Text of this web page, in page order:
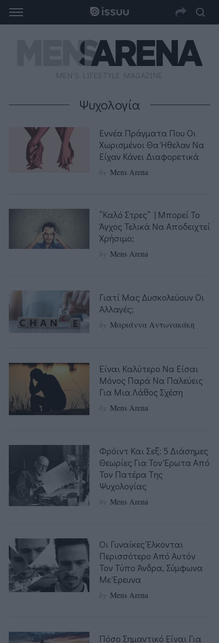
MEN'S LIFESTYLE MAGAZINE
Ψυχολογία
Εννέα Πράγματα Που Οι
Χωρισμένοι Θα Ήθελαν Να
Είχαν Κάνει Διαφορετικά
by Mens Arena
“Καλό Στρες” | Μπορεί Το
Άγχος Τελικά Να Αποδειχτεί
Χρήσιμο;
by Mens Arena
Γιατί Μας Δυσκολεύουν Οι
Αλλαγές;
by Μαριάννα Αντωνακάκη
Είναι Καλύτερο Να Είσαι
Μόνος Παρά Να Παλεύεις
Για Μια Λάθος Σχέση
by Mens Arena
Φρόιντ Και Σεξ: 5 Διάσημες
Θεωρίες Για Τον Έρωτα Από
Τον Πατέρα Της
Ψυχολογίας
by Mens Arena
Οι Γυναίκες Έλκονται
Περισσότερο Από Αυτόν
Τον Τύπο Άνδρα, Σύμφωνα
Με Έρευνα
by Mens Arena
Πόσο Σημαντικό Είναι Για